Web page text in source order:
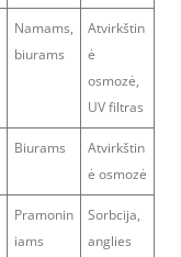
Namams,
biurams
Atvirkštin
ė
osmozė,
UV filtras
Biurams
Atvirkštin
ė osmozė
Pramonin
iams
Sorbcija,
anglies